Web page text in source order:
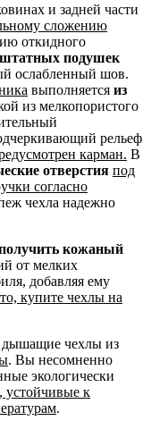
и задней части
сложению
откидного
штатных подушек
ослабленный шов.
выполняется из
из мелкопористого
рельеф
карман. В
отверстия под
согласно
чехла надежно
получить кожаный
от мелких
добавляя ему
купите чехлы на
дышащие чехлы из
. Вы несомненно
экологически
, устойчивые к
.